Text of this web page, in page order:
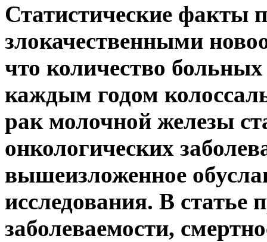
Статистические факты
злокачественными
что количество
каждым годом
рак молочной железы
онкологических
вышеизложенное
исследования. В статье
заболеваемости,